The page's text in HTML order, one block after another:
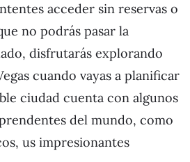
acceder sin reservas o
no podrás pasar la
disfrutarás explorando
cuando vayas a planificar
ciudad cuenta con algunos
del mundo, como
us impresionantes